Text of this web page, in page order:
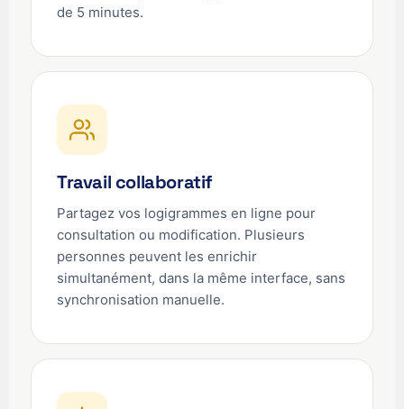
de 5 minutes.
Travail collaboratif
Partagez vos logigrammes en ligne pour
consultation ou modification. Plusieurs
personnes peuvent les enrichir
simultanément, dans la même interface, sans
synchronisation manuelle.